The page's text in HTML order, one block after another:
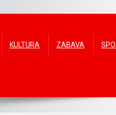
KULTURA ZABAVA